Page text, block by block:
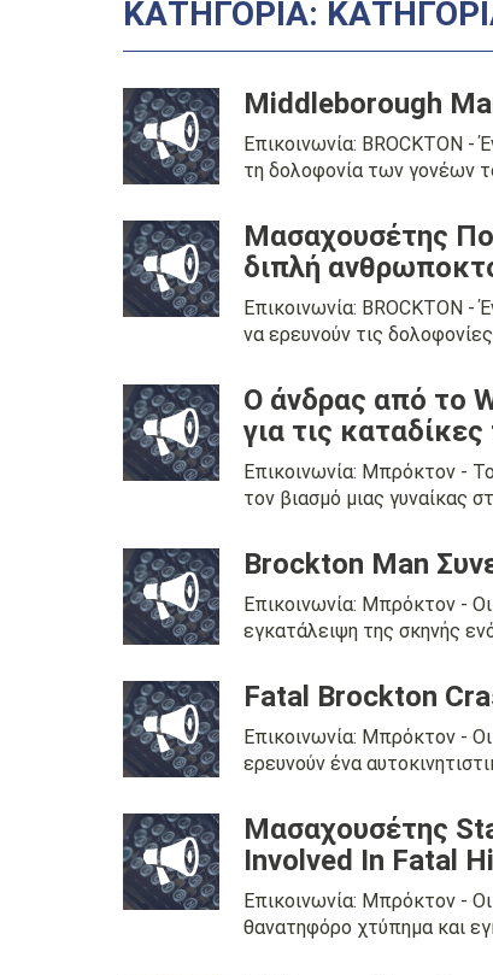
ΚΑΤΗΓΟΡΊΑ:
Middleborough
Επικοινωνία: BROCKTON -
τη δολοφονία των γονέων
Μασαχουσέτης
διπλή
Επικοινωνία: BROCKTON
να ερευνούν τις
Ο άνδρας από το
για τις
Επικοινωνία: Μπρόκτον -
τον βιασμό μιας γυναίκας
Brockton Man
Επικοινωνία: Μπρόκτον -
εγκατάλειψη της σκηνής
Fatal Brockton
Επικοινωνία: Μπρόκτον -
ερευνούν ένα
Μασαχουσέτης
Involved In Fatal
Επικοινωνία: Μπρόκτον -
θανατηφόρο χτύπημα και